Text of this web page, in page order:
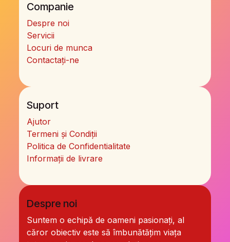
Companie
Despre noi
Servicii
Locuri de munca
Contactați-ne
Suport
Ajutor
Termeni și Condiții
Politica de Confidentialitate
Informații de livrare
Despre noi
Suntem o echipă de oameni pasionați, al
căror obiectiv este să îmbunătățim viața